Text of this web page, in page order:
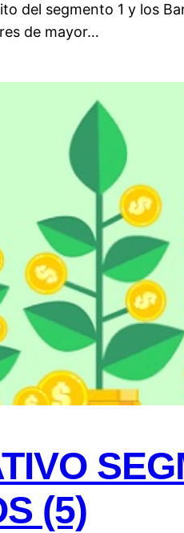
del segmento 1 y los
de mayor…
(5)